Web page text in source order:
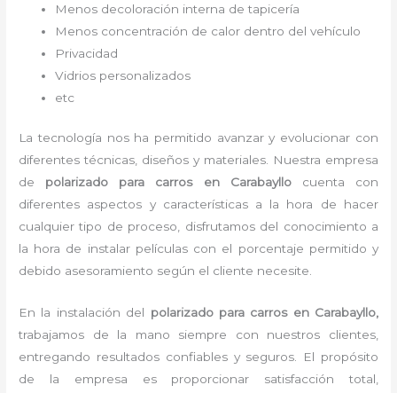
Menos decoloración interna de tapicería
Menos concentración de calor dentro del vehículo
Privacidad
Vidrios personalizados
etc
La tecnología nos ha permitido avanzar y evolucionar con
diferentes técnicas, diseños y materiales. Nuestra empresa
de polarizado para carros en Carabayllocuenta con
diferentes aspectos y características a la hora de hacer
cualquier tipo de proceso, disfrutamos del conocimiento a
la hora de instalar películas con el porcentaje permitido y
debido asesoramiento según el cliente necesite.
En la instalación del polarizado para carros en Carabayllo,
trabajamos de la mano siempre con nuestros clientes,
entregando resultados confiables y seguros. El propósito
de la empresa es proporcionar satisfacción total,